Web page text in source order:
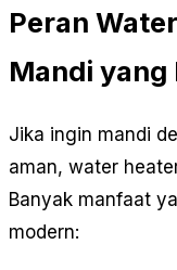
Peran
Mandi yang
Jika ingin mandi
aman, water
Banyak manfaat
modern: